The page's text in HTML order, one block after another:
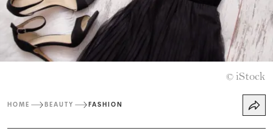
© iStock
HOME BEAUTY FASHION